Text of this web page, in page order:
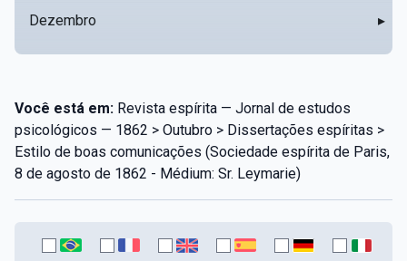
Dezembro ▸
Você está em: Revista espírita — Jornal de estudos
psicológicos — 1862 > Outubro > Dissertações espíritas >
Estilo de boas comunicações (Sociedade espírita de Paris,
8 de agosto de 1862 - Médium: Sr. Leymarie)